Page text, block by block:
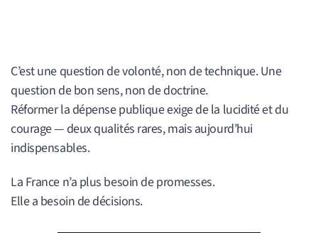
C’est une question de volonté, non de technique. Une
question de bon sens, non de doctrine.
Réformer la dépense publique exige de la lucidité et du
courage — deux qualités rares, mais aujourd’hui
indispensables.
La France n’a plus besoin de promesses.
Elle a besoin de décisions.